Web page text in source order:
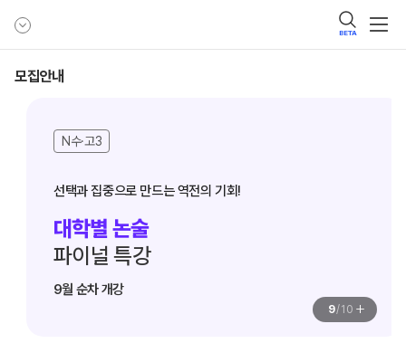
BETA
모집안내
N수·고3
대학별 논술
파이널 특강
9월 순차 개강
9/10 +